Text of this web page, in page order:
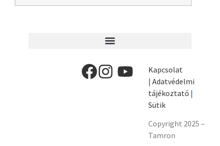
Kapcsolat
| Adatvédelmi
tájékoztató |
Sütik
Copyright 2025 –
Tamron